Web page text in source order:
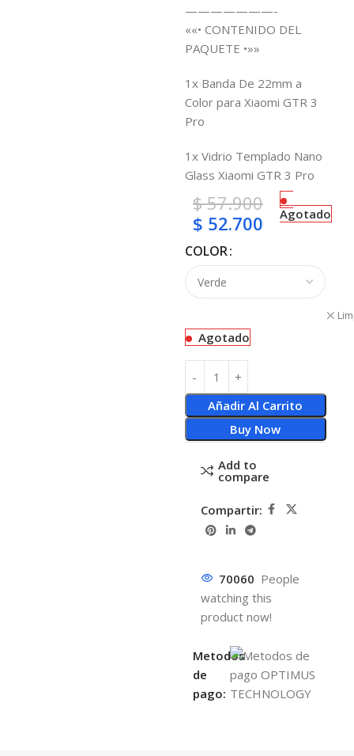
———————-
««• CONTENIDO DEL
PAQUETE •»»
1x Banda De 22mm a
Color para Xiaomi GTR 3
Pro
1x Vidrio Templado Nano
Glass Xiaomi GTR 3 Pro
$57.900
$ 52.700 Agotado
COLOR
Agotado
Añadir Al Carrito
Buy Now
Add to
compare
Compartir:
70060 People
watching this
product now!
Metodos
de
pago: